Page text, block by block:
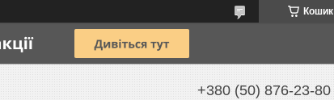
Кошик
+380 (50) 876-23-80